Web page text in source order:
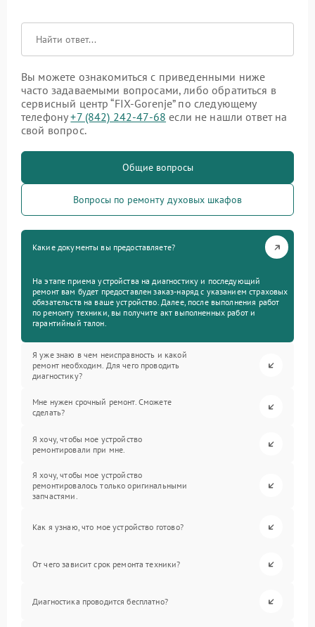
Вы можете ознакомиться с приведенными ниже
часто задаваемыми вопросами, либо обратиться в
сервисный центр “FIX-Gorenje” по следующему
телефону+7 (842) 242-47-68 если не нашли ответ на
свой вопрос.
Общие вопросы
Вопросы по ремонту духовых шкафов
Какие документы вы предоставляете?
На этапе приема устройства на диагностику и последующий
ремонт вам будет предоставлен заказ-наряд с указанием страховых
обязательств на ваше устройство. Далее, после выполнения работ
по ремонту техники, вы получите акт выполненных работ и
гарантийный талон.
Я уже знаю в чем неисправность и какой
ремонт необходим. Для чего проводить
диагностику?
Мне нужен срочный ремонт. Сможете
сделать?
Я хочу, чтобы мое устройство
ремонтировали при мне.
Я хочу, чтобы мое устройство
ремонтировалось только оригинальными
запчастями.
Как я узнаю, что мое устройство готово?
От чего зависит срок ремонта техники?
Диагностика проводится бесплатно?